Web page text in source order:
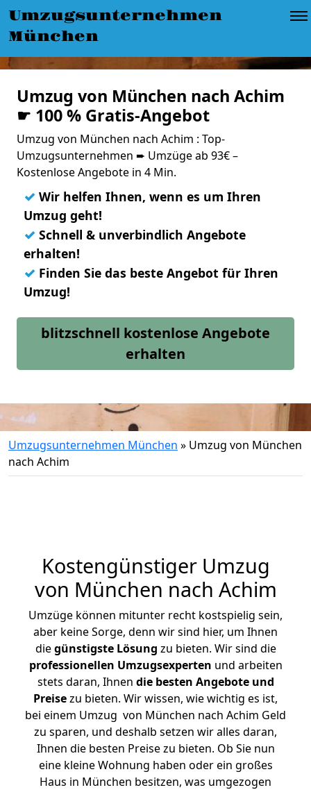
Umzugsunternehmen
München
Umzug von München nach Achim
☛ 100 % Gratis-Angebot
Umzug von München nach Achim : Top-
Umzugsunternehmen ➨ Umzüge ab 93€ –
Kostenlose Angebote in 4 Min.
✓ Wir helfen Ihnen, wenn es um Ihren
Umzug geht!
✓ Schnell & unverbindlich Angebote
erhalten!
✓ Finden Sie das beste Angebot für Ihren
Umzug!
blitzschnell kostenlose Angebote
erhalten
Umzugsunternehmen München » Umzug von München
nach Achim
Kostengünstiger Umzug
von München nach Achim
Umzüge können mitunter recht kostspielig sein,
aber keine Sorge, denn wir sind hier, um Ihnen
diegünstigste Lösung zu bieten. Wir sind die
professionellen Umzugsexperten und arbeiten
stets daran, Ihnen die besten Angebote und
Preisezu bieten. Wir wissen, wie wichtig es ist,
bei einem Umzug von München nach Achim Geld
zu sparen, und deshalb setzen wir alles daran,
Ihnen die besten Preise zu bieten. Ob Sie nun
eine kleine Wohnung haben oder ein großes
Haus in München besitzen, was umgezogen